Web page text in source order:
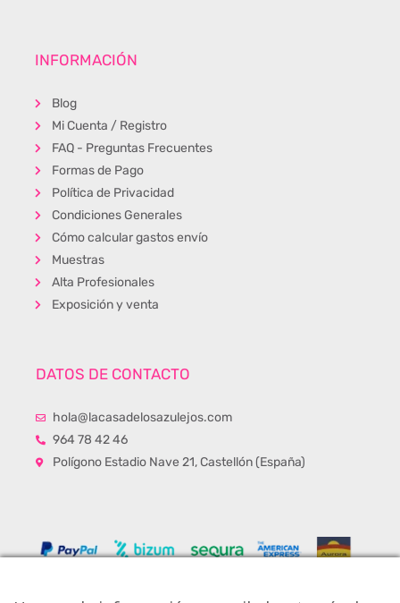
INFORMACIÓN
Blog
Mi Cuenta / Registro
FAQ - Preguntas Frecuentes
Formas de Pago
Política de Privacidad
Condiciones Generales
Cómo calcular gastos envío
Muestras
Alta Profesionales
Exposición y venta
DATOS DE CONTACTO
hola@lacasadelosazulejos.com
964 78 42 46
Polígono Estadio Nave 21, Castellón (España)